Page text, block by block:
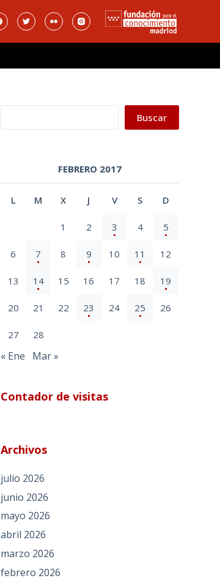
Buscar
FEBRERO 2017
L M X J V S D
1 2 3 4 5
6 7 8 9 10 11 12
13 14 15 16 17 18 19
20 21 22 23 24 25 26
27 28
« Ene Mar »
Contador de visitas
Archivos
julio 2026
junio 2026
mayo 2026
abril 2026
marzo 2026
febrero 2026